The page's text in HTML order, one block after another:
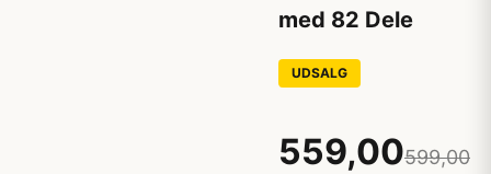
med 82 Dele
UDSALG
559,00599,00